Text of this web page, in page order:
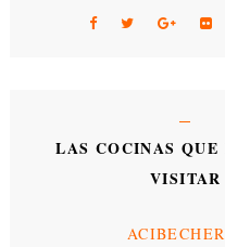
LAS COCINAS QUE
VISITAR